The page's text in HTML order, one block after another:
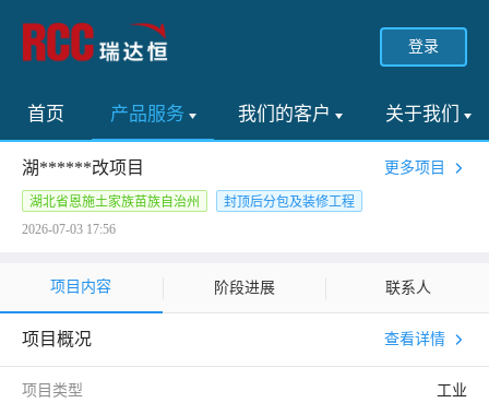
登录
首页 产品服务 我们的客户 关于我们
湖******改项目 更多项目
湖北省恩施土家族苗族自治州
封顶后分包及装修工程
2026-07-03 17:56
项目内容 阶段进展 联系人
项目概况 查看详情
项目类型 工业